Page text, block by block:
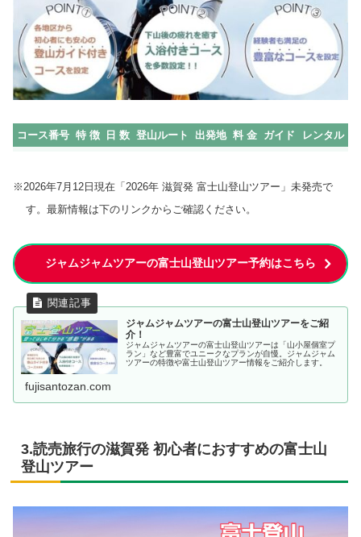
コース番号 特 徴 日 数 登山ルート 出発地 料 金 ガイド レンタル
※2026年7月12日現在「2026年 滋賀発 富士山登山ツアー」未発売で
す。最新情報は下のリンクからご確認ください。
ジャムジャムツアーの富士山登山ツアー予約はこちら
ジャムジャムツアーの富士山登山ツアーをご紹
介！
ジャムジャムツアーの富士山登山ツアーは「山小屋個室プ
ラン」など豊富でユニークなプランが自慢。ジャムジャム
ツアーの特徴や富士山登山ツアー情報をご紹介します。
fujisantozan.com
3.読売旅行の滋賀発 初心者におすすめの富士山
登山ツアー